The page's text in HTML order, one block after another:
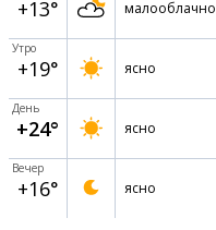
+13° малооблачно
Утро
+19° ясно
День
+24° ясно
Вечер
+16° ясно